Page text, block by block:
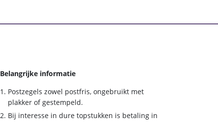
Belangrijke informatie
Postzegels zowel postfris, ongebruikt met
plakker of gestempeld.
Bij interesse in dure topstukken is betaling in